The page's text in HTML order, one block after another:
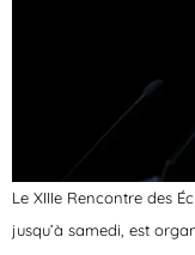
Le XIIIe Rencontre des
jusqu’à samedi, est